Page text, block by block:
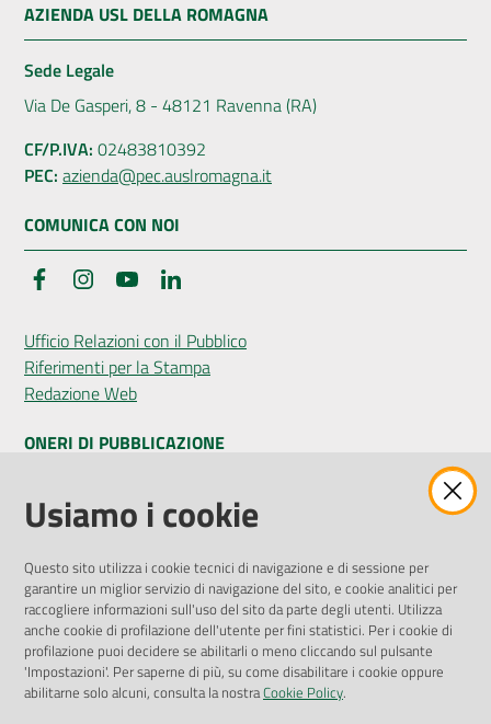
AZIENDA USL DELLA ROMAGNA
Sede Legale
Via De Gasperi, 8 - 48121 Ravenna (RA)
CF/P.IVA: 02483810392
PEC: azienda@pec.auslromagna.it
COMUNICA CON NOI
FacebookInstagramYouTube
Ufficio Relazioni con il Pubblico
Riferimenti per la Stampa
Redazione Web
ONERI DI PUBBLICAZIONE
Amministrazione Trasparente
Pubblicità legale
Privacy Policy
Attuazione Misure PNRR
Liste di Attesa
ENTI, IMPRESE E PARTNER
Usiamo i cookie
Questo sito utilizza i cookie tecnici di navigazione e di sessione per
garantire un miglior servizio di navigazione del sito, e cookie analitici per
raccogliere informazioni sull'uso del sito da parte degli utenti. Utilizza
anche cookie di profilazione dell'utente per fini statistici. Per i cookie di
profilazione puoi decidere se abilitarli o meno cliccando sul pulsante
'Impostazioni'. Per saperne di più, su come disabilitare i cookie oppure
abilitarne solo alcuni, consulta la nostraCookie Policy.